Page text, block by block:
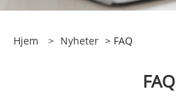
Hjem > Nyheter > FAQ
FAQ